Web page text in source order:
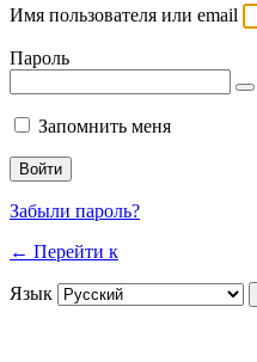
Имя пользователя или email
Пароль
Запомнить меня
Забыли пароль?
← Перейти к
Язык